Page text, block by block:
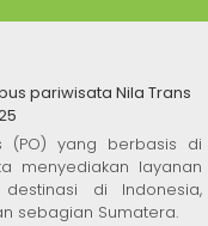
pariwisata Nila Trans
(PO) yang berbasis di
menyediakan layanan
di Indonesia,
sebagian Sumatera.